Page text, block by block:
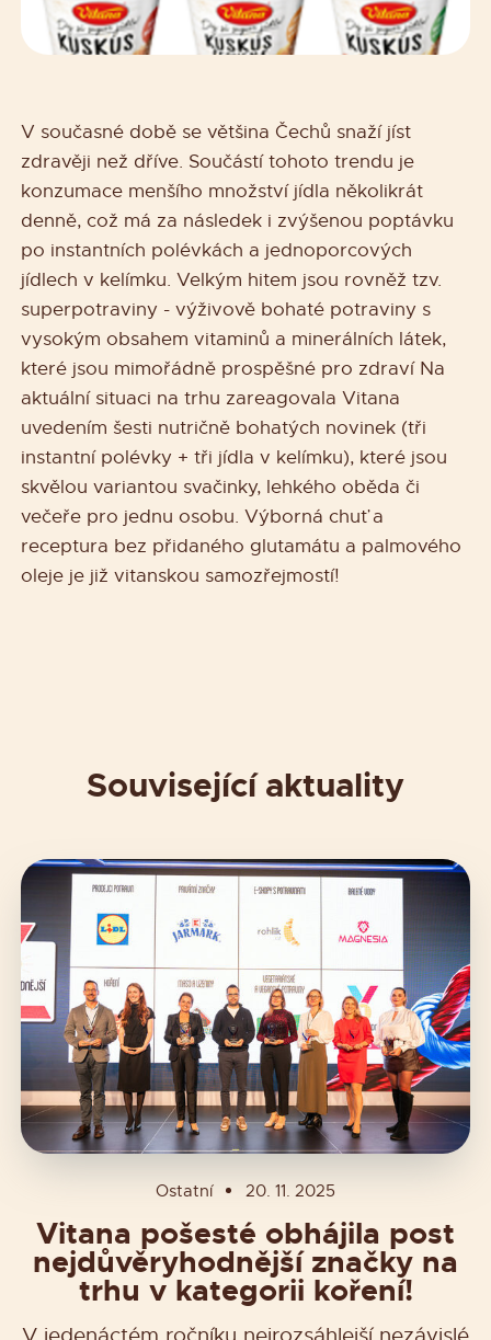
V současné době se většina Čechů snaží jíst
zdravěji než dříve. Součástí tohoto trendu je
konzumace menšího množství jídla několikrát
denně, což má za následek i zvýšenou poptávku
po instantních polévkách a jednoporcových
jídlech v kelímku. Velkým hitem jsou rovněž tzv.
superpotraviny - výživově bohaté potraviny s
vysokým obsahem vitaminů a minerálních látek,
které jsou mimořádně prospěšné pro zdraví Na
aktuální situaci na trhu zareagovala Vitana
uvedením šesti nutričně bohatých novinek (tři
instantní polévky + tři jídla v kelímku), které jsou
skvělou variantou svačinky, lehkého oběda či
večeře pro jednu osobu. Výborná chuť a
receptura bez přidaného glutamátu a palmového
oleje je již vitanskou samozřejmostí!
Související aktuality
Ostatní 20. 11. 2025
Vitana pošesté obhájila post
nejdůvěryhodnější značky na
trhu v kategorii koření!